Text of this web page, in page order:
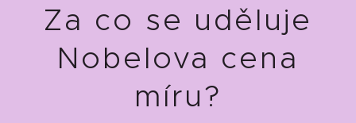
Za co se uděluje
Nobelova cena
míru?